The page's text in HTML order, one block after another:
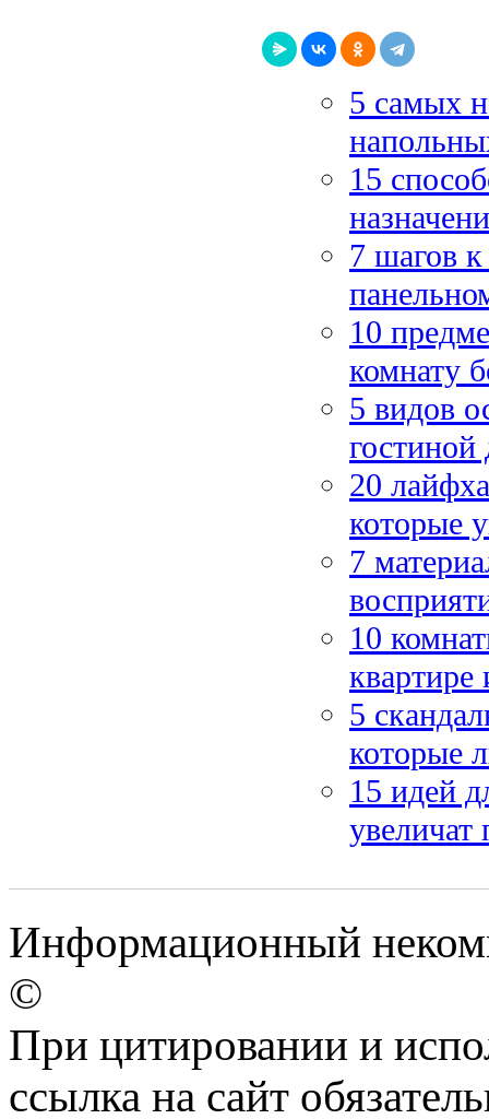
5 самых
15
7 шагов
10
комнату
5 видов
гостиной
20
которые
7
10
квартире
5
которые
15 идей
увеличат
Информационный
©
При цитировании и
ссылка на сайт